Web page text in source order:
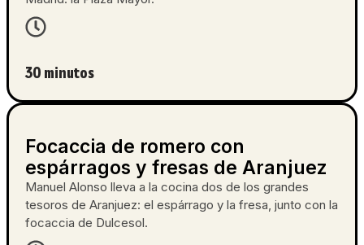
30 minutos
Focaccia de romero con
espárragos y fresas de Aranjuez
Manuel Alonso lleva a la cocina dos de los grandes
tesoros de Aranjuez: el espárrago y la fresa, junto con la
focaccia de Dulcesol.